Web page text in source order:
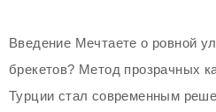
Введение Мечтаете о ровной
брекетов? Метод прозрачных
Турции стал современным